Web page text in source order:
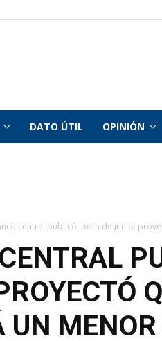
DATO ÚTIL OPINIÓN
central publicó ipom de junio:
UN